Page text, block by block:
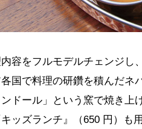
容をフルモデルチェンジし
各国で料理の研鑽を積んだネ
ンドール」という窯で焼き
ッズランチ』（650 円）も